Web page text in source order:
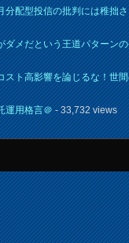
分配型投信の批判には稚拙
ダメだという王道パターン
スト高影響を論じるな！世
運用格言＠- 33,732 views